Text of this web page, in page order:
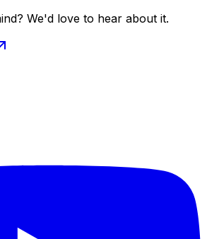
We'd love to hear about it.